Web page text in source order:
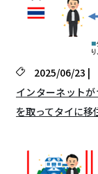
2025/06/23 |
インターネット
を取ってタイに移